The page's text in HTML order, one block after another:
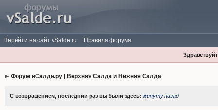
Перейти на сайт vSalde.ru Правила форума
Форум вСалде.ру | Верхняя Салда и Нижняя Салда
С возвращением, последний раз вы были здесь: минуту назад